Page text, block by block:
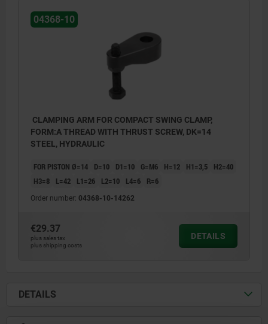
04368-10
CLAMPING ARM FOR COMPACT SWING CLAMP,
FORM:A THREAD WITH THRUST SCREW, DK=14
STEEL, HYDRAULIC
FOR PISTON Ø=14 D=10 D1=10 G=M6 H=12 H1=3,5
H2=40
H3=8
L=42 L1=26 L2=10 L4=6 R=6
Order number: 04368-10-14262
€29.37
plus sales tax
plus shipping costs
DETAILS
DETAILS